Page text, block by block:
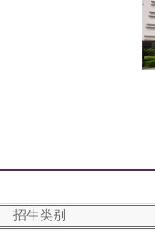
招生类别